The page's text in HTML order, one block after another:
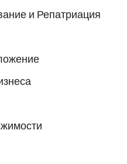
и Репатриация